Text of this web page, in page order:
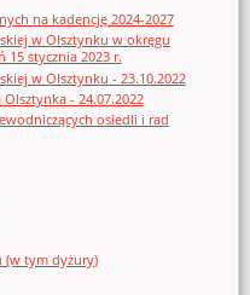
na kadencję 2024-2027
w Olsztynku w okręgu
15 stycznia 2023 r.
w Olsztynku - 23.10.2022
- 24.07.2022
osiedli i rad
(w tym dyżury)